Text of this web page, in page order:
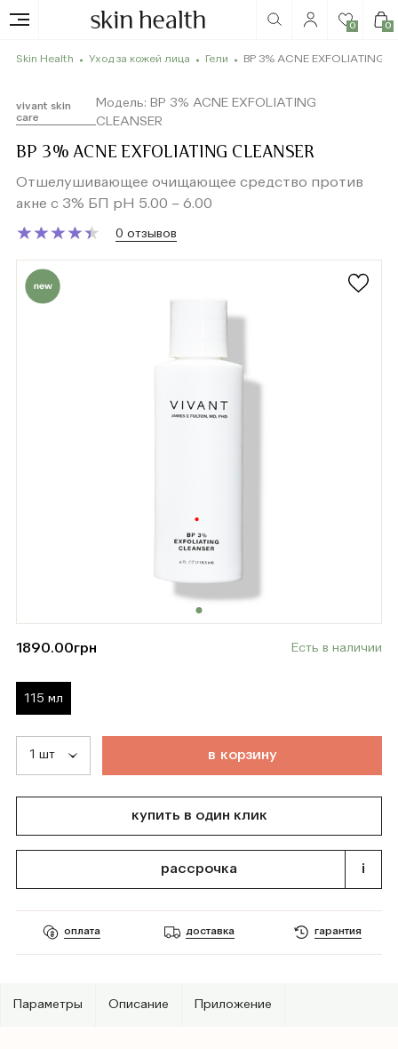
0 0
Skin Health Уход за кожей лица Гели BP 3% ACNE EXFOLIATING
vivant skin
care
Модель: BP 3% ACNE EXFOLIATING
CLEANSER
BP 3% ACNE EXFOLIATING CLEANSER
Отшелушивающее очищающее средство против
акне с 3% БП pH 5.00 – 6.00
★
★★
★★
★★
★★
★ 0 отзывов
1890.00грн Есть в наличии
115 мл
в корзину
купить в один клик
рассрочка i
оплата доставка гарантия
Параметры Описание Приложение